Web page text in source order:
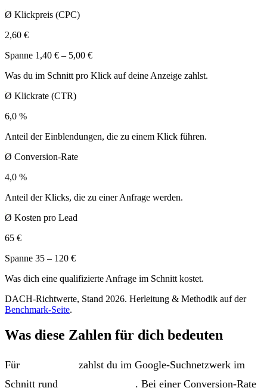
Ø Klickpreis (CPC)
2,60 €
Spanne 1,40 € – 5,00 €
Was du im Schnitt pro Klick auf deine Anzeige zahlst.
Ø Klickrate (CTR)
6,0 %
Anteil der Einblendungen, die zu einem Klick führen.
Ø Conversion-Rate
4,0 %
Anteil der Klicks, die zu einer Anfrage werden.
Ø Kosten pro Lead
65 €
Spanne 35 – 120 €
Was dich eine qualifizierte Anfrage im Schnitt kostet.
DACH-Richtwerte, Stand 2026. Herleitung & Methodik auf der
Benchmark-Seite.
Was diese Zahlen für dich bedeuten
Für
zahlst du im Google-Suchnetzwerk im
Schnitt rund
. Bei einer Conversion-Rate